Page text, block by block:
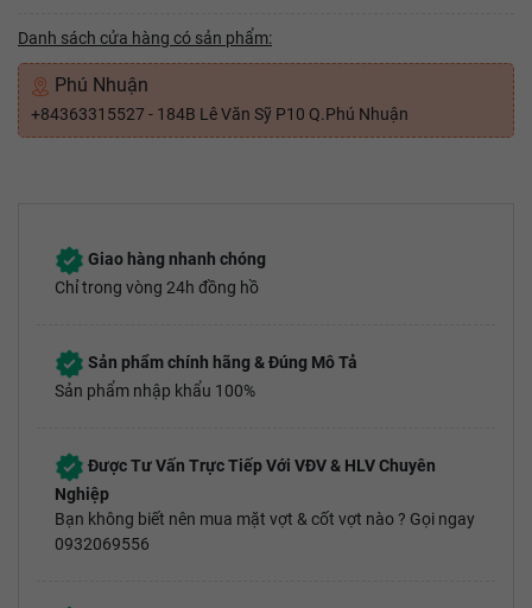
Danh sách cửa hàng có sản phẩm:
Phú Nhuận
+84363315527 - 184B Lê Văn Sỹ P10 Q.Phú Nhuận
Giao hàng nhanh chóng
Chỉ trong vòng 24h đồng hồ
Sản phẩm chính hãng & Đúng Mô Tả
Sản phẩm nhập khẩu 100%
Được Tư Vấn Trực Tiếp Với VĐV & HLV Chuyên
Nghiệp
Bạn không biết nên mua mặt vợt & cốt vợt nào ? Gọi ngay
0932069556